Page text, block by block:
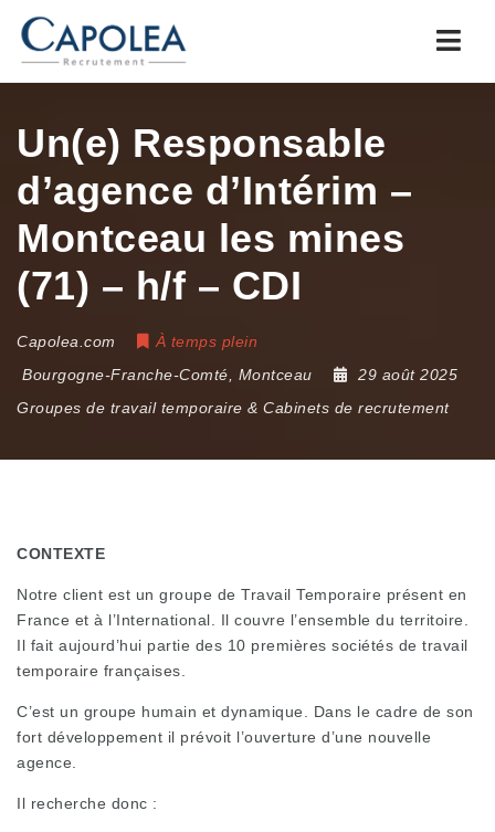
Un(e) Responsable
d’agence d’Intérim –
Montceau les mines
(71) – h/f – CDI
Capolea.com
À temps plein
Bourgogne-Franche-Comté
Montceau
29 août 2025
Groupes de travail temporaire & Cabinets de recrutement
CONTEXTE
Notre client est un groupe de Travail Temporaire présent en
France et à l’International. Il couvre l’ensemble du territoire.
Il fait aujourd’hui partie des 10 premières sociétés de travail
temporaire françaises.
C’est un groupe humain et dynamique. Dans le cadre de son
fort développement il prévoit l’ouverture d’une nouvelle
agence.
Il recherche donc :